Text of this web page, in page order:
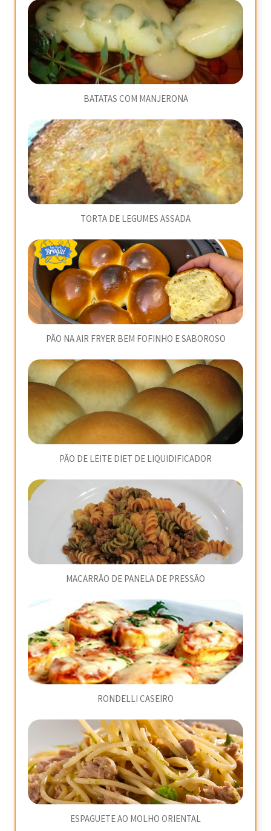
BATATAS COM MANJERONA
TORTA DE LEGUMES ASSADA
PÃO NA AIR FRYER BEM FOFINHO E SABOROSO
PÃO DE LEITE DIET DE LIQUIDIFICADOR
MACARRÃO DE PANELA DE PRESSÃO
RONDELLI CASEIRO
ESPAGUETE AO MOLHO ORIENTAL